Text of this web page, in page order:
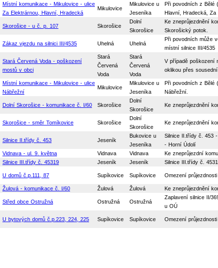
Místní komunikace - Mikulovice - ulice
Za Elektrárnou, Hlavní, Hradecká
Mikulovice
Mikulovice u
Jeseníka
Při povodních z Bělé
Hlavní, Hradecká, Za
Skorošice - u č. p. 107 Skorošice
Dolní
Skorošice
Ke zneprůjezdnění
Skorošický potok.
Zákaz vjezdu na silnici III/4535 Uhelná Uhelná
Při povodních může
místní silnice III/4535
Stará Červená Voda - poškození
mostů v obci
Stará
Červená
Voda
Stará
Červená
Voda
V případě poškození
oklikou přes
Místní komunikace - Mikulovice - ulice
Nábřežní
Mikulovice
Mikulovice u
Jeseníka
Při povodních z Bělé
Nábřežní.
Dolní Skorošice - komunikace č. I/60 Skorošice
Dolní
Skorošice
Ke zneprůjezdnění
Skorošice - směr Tomíkovice Skorošice
Dolní
Skorošice
Ke zneprůjezdnění
Silnice II.třídy č. 453 Jeseník
Bukovice u
Jeseníka
Silnice II.třídy č. 453
- Horní Údolí
Vidnava - ul. 9. května
Vidnava Vidnava
Ke zneprůjezdní
Silnice III.třídy č. 45319
Jeseník Jeseník Silnice III.třídy č.
U domů č.p.111, 87 Supíkovice Supíkovice Omezení
Žulová - komunikace č. I/60 Žulová Žulová Ke zneprůjezdnění
Střed obce Ostružná Ostružná Ostružná
Zaplavení silnice II/
u OÚ
U bytových domů č.p.223, 224, 225 Supíkovice Supíkovice Omezení